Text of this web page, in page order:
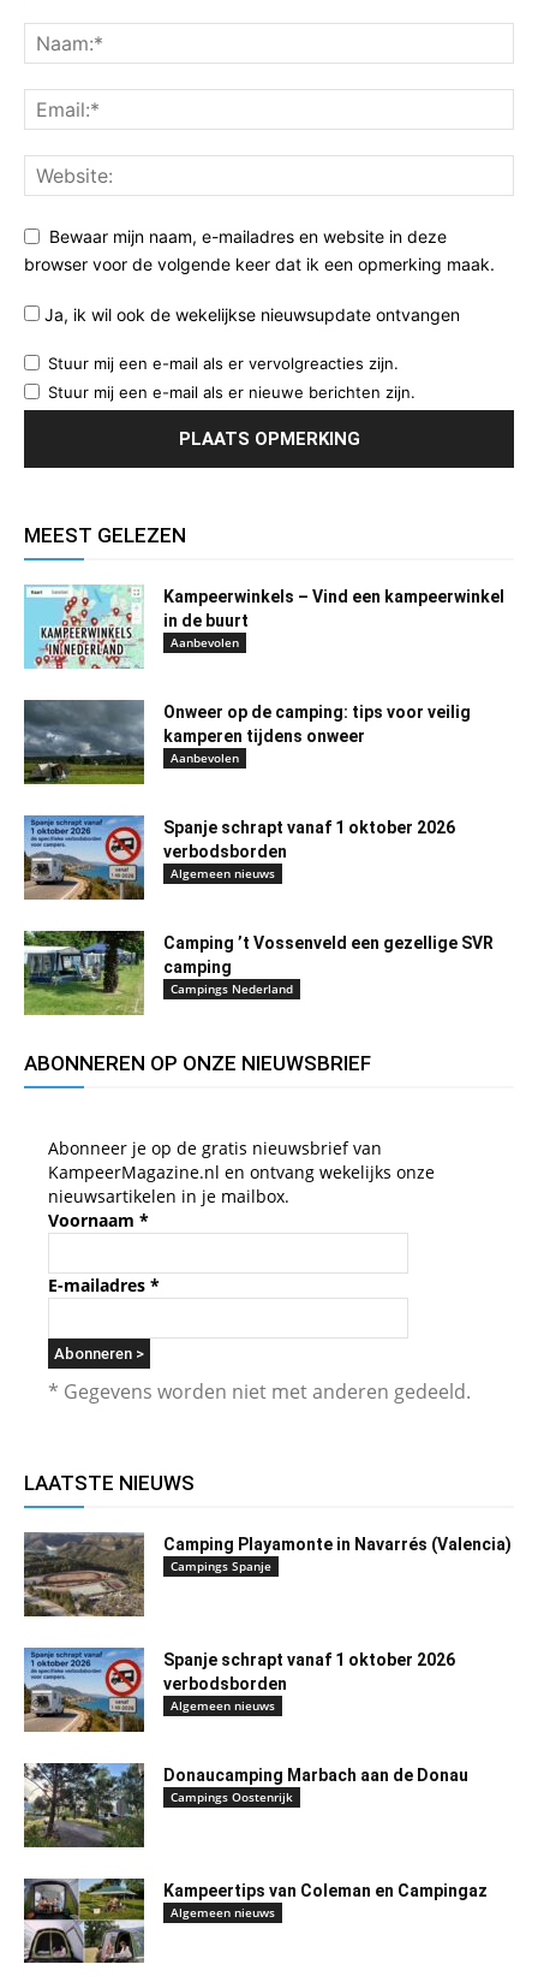
Bewaar mijn naam, e-mailadres en website in deze
browser voor de volgende keer dat ik een opmerking maak.
Ja, ik wil ook de wekelijkse nieuwsupdate ontvangen
Stuur mij een e-mail als er vervolgreacties zijn.
Stuur mij een e-mail als er nieuwe berichten zijn.
MEEST GELEZEN
Kampeerwinkels – Vind een kampeerwinkel
in de buurt
Aanbevolen
Onweer op de camping: tips voor veilig
kamperen tijdens onweer
Aanbevolen
Spanje schrapt vanaf 1 oktober 2026
verbodsborden
Algemeen nieuws
Camping ’t Vossenveld een gezellige SVR
camping
Campings Nederland
ABONNEREN OP ONZE NIEUWSBRIEF
Abonneer je op de gratis nieuwsbrief van
KampeerMagazine.nl en ontvang wekelijks onze
nieuwsartikelen in je mailbox.
Voornaam *
E-mailadres *
* Gegevens worden niet met anderen gedeeld.
LAATSTE NIEUWS
Camping Playamonte in Navarrés (Valencia)
Campings Spanje
Spanje schrapt vanaf 1 oktober 2026
verbodsborden
Algemeen nieuws
Donaucamping Marbach aan de Donau
Campings Oostenrijk
Kampeertips van Coleman en Campingaz
Algemeen nieuws